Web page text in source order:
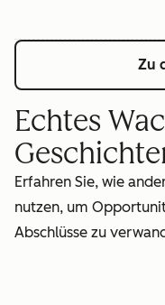
Zu
Echtes
Erfahren Sie, wie
nutzen, um
Abschlüsse zu